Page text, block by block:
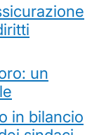
un
in bilancio